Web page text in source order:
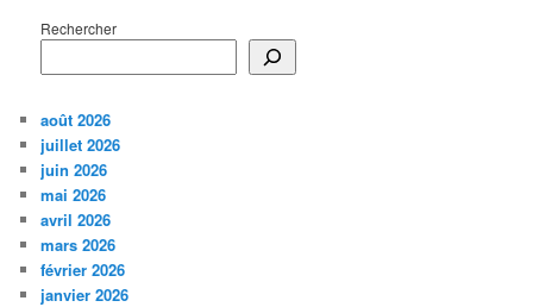
Rechercher
août 2026
juillet 2026
juin 2026
mai 2026
avril 2026
mars 2026
février 2026
janvier 2026